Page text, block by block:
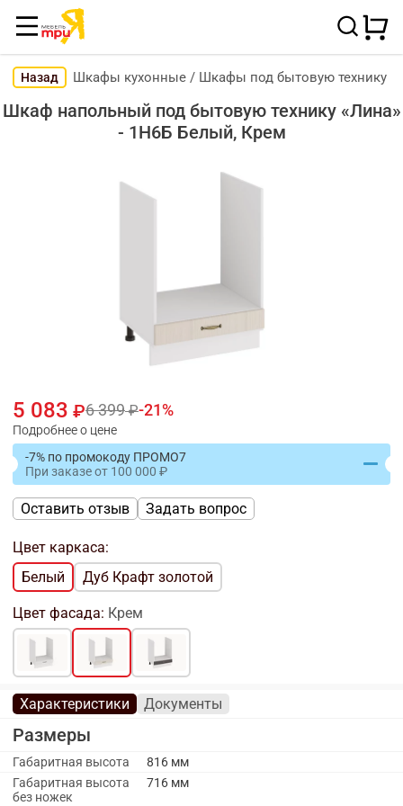
Назад Шкафы кухонные / Шкафы под бытовую технику
Шкаф напольный под бытовую технику «Лина»
- 1Н6Б Белый, Крем
5 083 6 399 21
Подробнее о цене
-7% по промокоду ПРОМО7
При заказеот 100 000
Оставить отзыв Задать вопрос
Цвет каркаса:
Белый
Дуб Крафт золотой
Цвет фасада: Крем
Характеристики Документы
Размеры
Габаритная высота
816 мм
Габаритная высота
без ножек
716 мм